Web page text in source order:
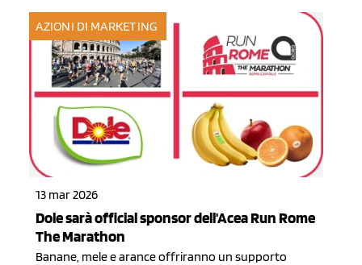
AZIONI DI MARKETING
13 mar 2026
Dole sarà official sponsor dell'Acea Run Rome
The Marathon
Banane, mele e arance offriranno un supporto